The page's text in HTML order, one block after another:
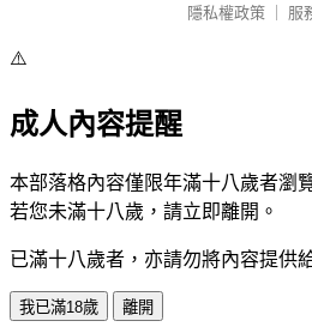
隱私權政策
服
⚠️
成人內容提醒
本部落格內容僅限年滿十八歲者瀏
若您未滿十八歲，請立即離開。
已滿十八歲者，亦請勿將內容提供
我已滿18歲 離開